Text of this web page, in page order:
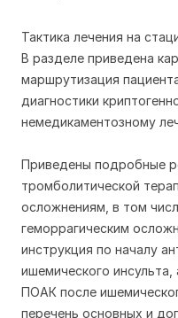
Тактика лечения на
В разделе приведена
маршрутизация
диагностики
немедикаментозному
Приведены подробные
тромболитической
осложнениям, в том
геморрагическим
инструкция по началу
ишемического
ПОАК после
перечень основных и